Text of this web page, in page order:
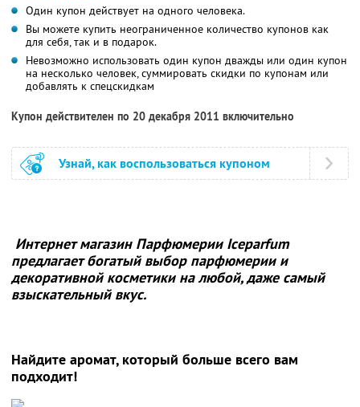
Один купон действует на одного человека.
Вы можете купить неограниченное количество купонов как
для себя, так и в подарок.
Невозможно использовать один купон дважды или один купон
на несколько человек, суммировать скидки по купонам или
добавлять к спецскидкам
Купон действителен по 20 декабря 2011 включительно
Узнай, как воспользоваться купоном
Интернет магазин Парфюмерии Iceparfum
предлагает богатый выбор парфюмерии и
декоративной косметики на любой, даже самый
взыскательный вкус.
Найдите аромат, который больше всего вам
подходит!